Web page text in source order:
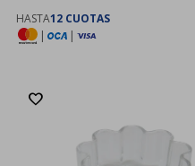
HASTA12 CUOTAS
|
|